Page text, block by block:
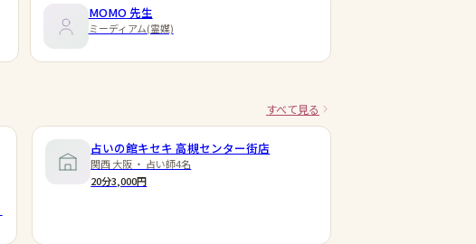
MOMO先生
ミーディアム(霊媒)
すべて見る
占いの館キセキ 高槻センター街店
関西 大阪 ・ 占い師4名
20分3,000円